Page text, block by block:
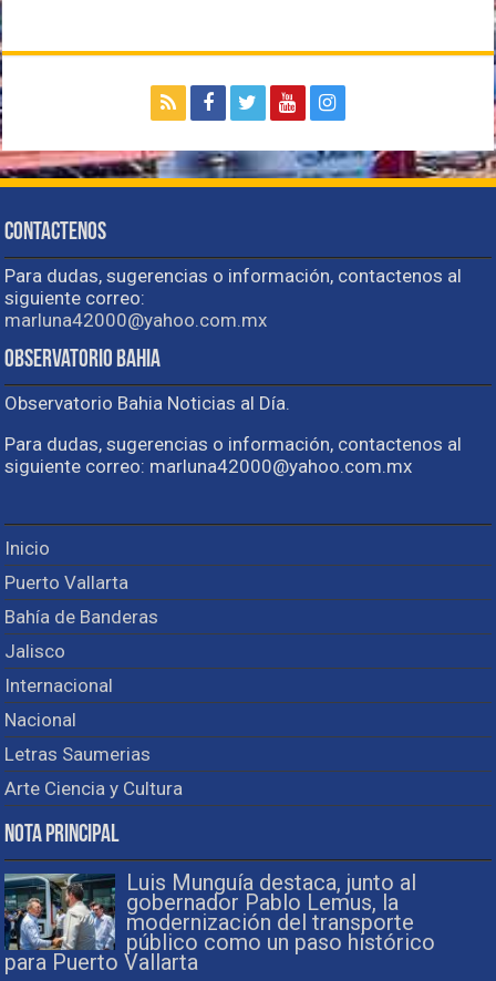
Contactenos
Para dudas, sugerencias o información, contactenos al
siguiente correo:
marluna42000@yahoo.com.mx
Observatorio Bahia
Observatorio Bahia Noticias al Día.
Para dudas, sugerencias o información, contactenos al
siguiente correo: marluna42000@yahoo.com.mx
Inicio
Puerto Vallarta
Bahía de Banderas
Jalisco
Internacional
Nacional
Letras Saumerias
Arte Ciencia y Cultura
Nota Principal
Luis Munguía destaca, junto al
gobernador Pablo Lemus, la
modernización del transporte
público como un paso histórico
para Puerto Vallarta